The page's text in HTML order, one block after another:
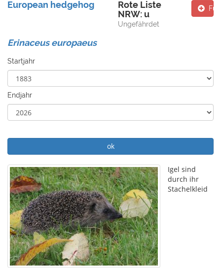
European hedgehog
Rote Liste
NRW: u
Ungefährdet
Erinaceus europaeus
Startjahr
Endjahr
ok
Igel sind
durch ihr
Stachelkleid